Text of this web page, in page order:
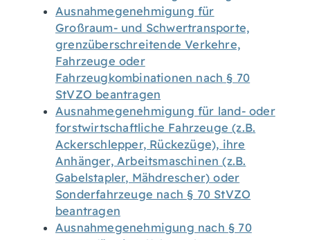
Ausnahmegenehmigung für
Großraum- und Schwertransporte,
grenzüberschreitende Verkehre,
Fahrzeuge oder
Fahrzeugkombinationen nach § 70
StVZO beantragen
Ausnahmegenehmigung für land- oder
forstwirtschaftliche Fahrzeuge (z.B.
Ackerschlepper, Rückezüge), ihre
Anhänger, Arbeitsmaschinen (z.B.
Gabelstapler, Mähdrescher) oder
Sonderfahrzeuge nach § 70 StVZO
beantragen
Ausnahmegenehmigung nach § 70